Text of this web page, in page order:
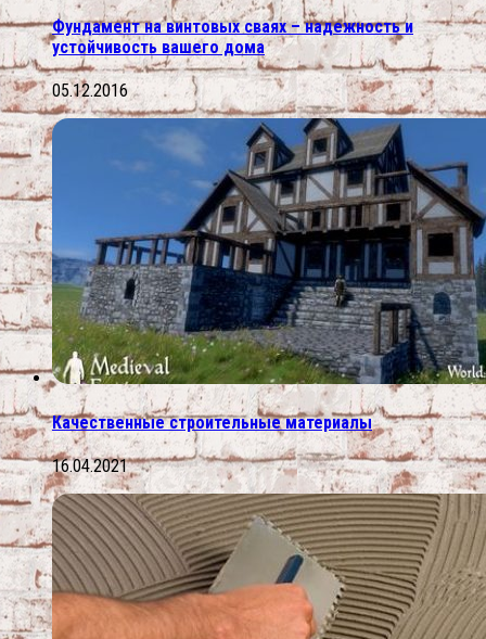
Фундамент на винтовых сваях – надежность и
устойчивость вашего дома
05.12.2016
Качественные строительные материалы
16.04.2021